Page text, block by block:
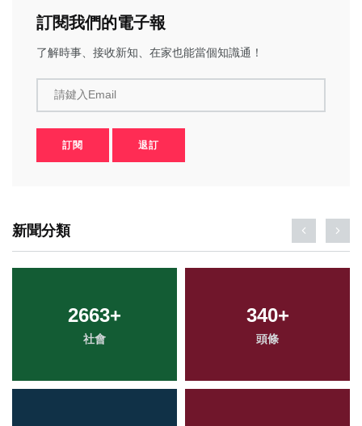
訂閱我們的電子報
了解時事、接收新知、在家也能當個知識通！
請鍵入Email
訂閱 退訂
新聞分類
2663+
社會
340+
頭條